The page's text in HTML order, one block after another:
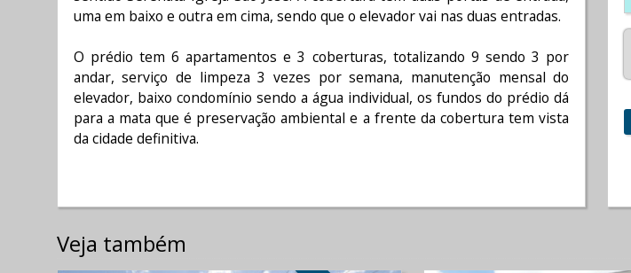
uma em baixo e outra em cima, sendo que o elevador vai nas duas entradas.
O prédio tem 6 apartamentos e 3 coberturas, totalizando 9 sendo 3 por
andar, serviço de limpeza 3 vezes por semana, manutenção mensal do
elevador, baixo condomínio sendo a água individual, os fundos do prédio dá
para a mata que é preservação ambiental e a frente da cobertura tem vista
da cidade definitiva.
Veja também